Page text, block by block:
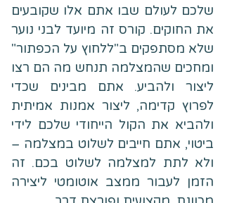
שלכם לעולם שבו אתם אלו שקובעים
את החוקים. קורס זה מיועד לבני נוער
שלא מסתפקים ב"ללחוץ על הכפתור"
ומחכים שהמצלמה תנחש מה הם רצו
ליצור ולהביע. אתם מבינים שכדי
לפרוץ קדימה, ליצור אמנות אמיתית
ולהביא את הקול הייחודי שלכם לידי
ביטוי, אתם חייבים לשלוט במצלמה –
ולא לתת למצלמה לשלוט בכם. זה
הזמן לעבור ממצב אוטומטי ליצירה